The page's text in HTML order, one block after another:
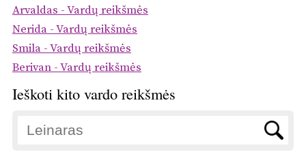
Arvaldas - Vardų reikšmės
Nerida - Vardų reikšmės
Smila - Vardų reikšmės
Berivan - Vardų reikšmės
Ieškoti kito vardo reikšmės